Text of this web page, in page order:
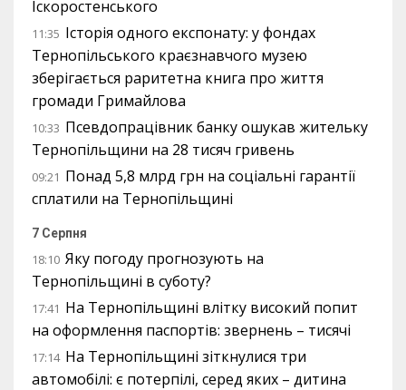
Іскоростенського
11:35 Історія одного експонату: у фондах
Тернопільського краєзнавчого музею
зберігається раритетна книга про життя
громади Гримайлова
10:33 Псевдопрацівник банку ошукав жительку
Тернопільщини на 28 тисяч гривень
09:21 Понад 5,8 млрд грн на соціальні гарантії
сплатили на Тернопільщині
7 Серпня
18:10 Яку погоду прогнозують на
Тернопільщині в суботу?
17:41 На Тернопільщині влітку високий попит
на оформлення паспортів: звернень – тисячі
17:14 На Тернопільщині зіткнулися три
автомобілі: є потерпілі, серед яких – дитина